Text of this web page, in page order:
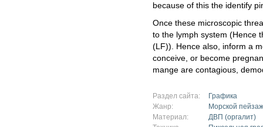
because of this the identify
Once these microscopic
to the lymph system (Hence
(LF)). Hence also, inform a
conceive, or become
mange are contagious,
Раздел сайта:
Графика
Жанр:
Морской пейзаж
Материал:
ДВП (оргалит)